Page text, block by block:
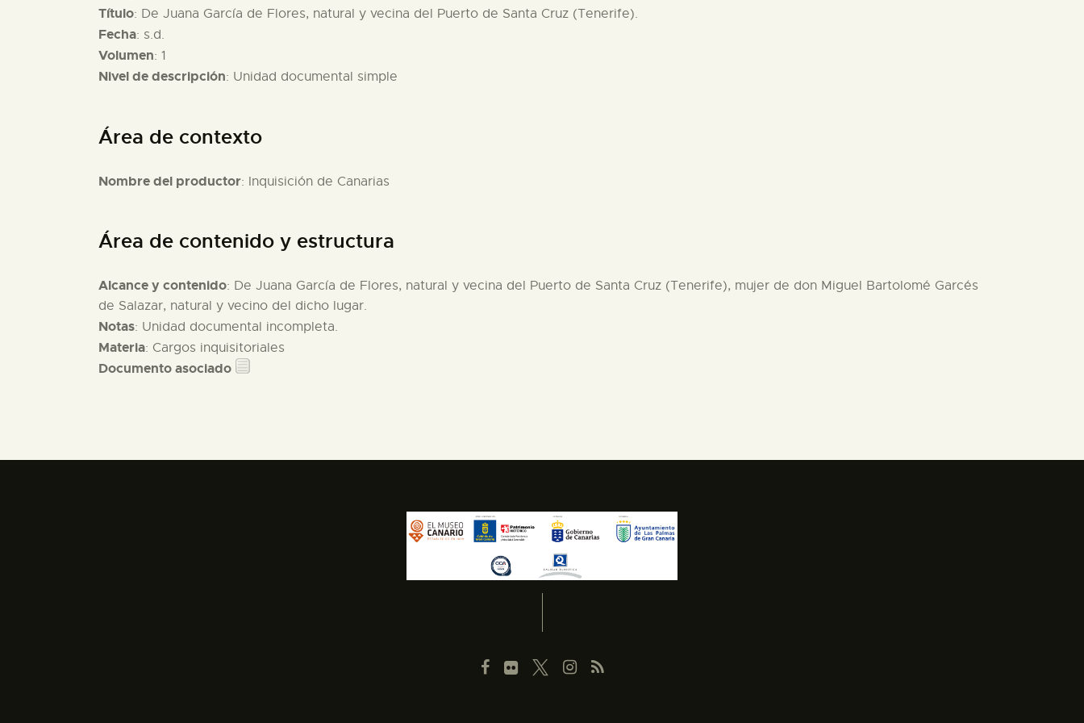
Título: De Juana García de Flores, natural y vecina del Puerto de Santa Cruz (Tenerife).
Fecha: s.d.
Volumen: 1
Nivel de descripción: Unidad documental simple
Área de contexto
Nombre del productor: Inquisición de Canarias
Área de contenido y estructura
Alcance y contenido: De Juana García de Flores, natural y vecina del Puerto de Santa Cruz (Tenerife), mujer de don Miguel Bartolomé Garcés
de Salazar, natural y vecino del dicho lugar.
Notas: Unidad documental incompleta.
Materia: Cargos inquisitoriales
Documento asociado